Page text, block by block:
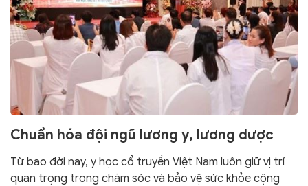
Chuẩn hóa đội ngũ lương y, lương dược
Từ bao đời nay, y học cổ truyền Việt Nam luôn giữ vị trí
quan trọng trong chăm sóc và bảo vệ sức khỏe cộng